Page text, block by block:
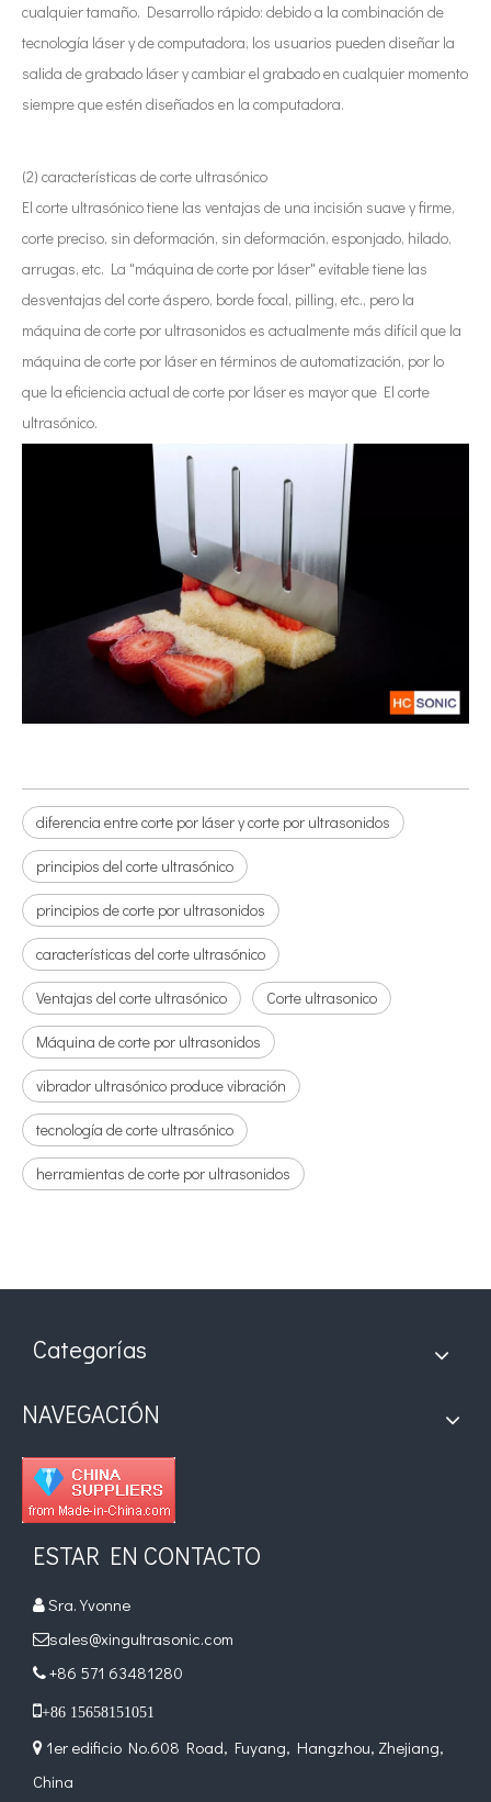
cualquier tamaño. Desarrollo rápido: debido a la combinación de
tecnología láser y de computadora, los usuarios pueden diseñar la
salida de grabado láser y cambiar el grabado en cualquier momento
siempre que estén diseñados en la computadora.
(2) características de corte ultrasónico
El corte ultrasónico tiene las ventajas de una incisión suave y firme,
corte preciso, sin deformación, sin deformación, esponjado, hilado,
arrugas, etc. La "máquina de corte por láser" evitable tiene las
desventajas del corte áspero, borde focal, pilling, etc., pero la
máquina de corte por ultrasonidos es actualmente más difícil que la
máquina de corte por láser en términos de automatización, por lo
que la eficiencia actual de corte por láser es mayor que El corte
ultrasónico.
diferencia entre corte por láser y corte por ultrasonidos
principios del corte ultrasónico
principios de corte por ultrasonidos
características del corte ultrasónico
Ventajas del corte ultrasónico Corte ultrasonico
Máquina de corte por ultrasonidos
vibrador ultrasónico produce vibración
tecnología de corte ultrasónico
herramientas de corte por ultrasonidos
Categorías
NAVEGACIÓN
ESTAR EN CONTACTO
 Sra. Yvonne
sales@xingultrasonic.com
 +86 571 63481280
+86 15658151051
 1er edificio No.608 Road, Fuyang, Hangzhou, Zhejiang,
China